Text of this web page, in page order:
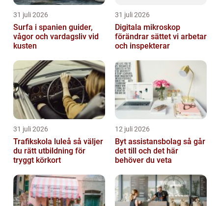
31 juli 2026
Surfa i spanien guider,
vågor och vardagsliv vid
kusten
31 juli 2026
Digitala mikroskop
förändrar sättet vi arbetar
och inspekterar
31 juli 2026
Trafikskola luleå så väljer
du rätt utbildning för
tryggt körkort
12 juli 2026
Byt assistansbolag så går
det till och det här
behöver du veta